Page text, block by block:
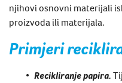
njihovi osnovni materijali
proizvoda ili materijala.
Primjeri
Recikliranje papira.